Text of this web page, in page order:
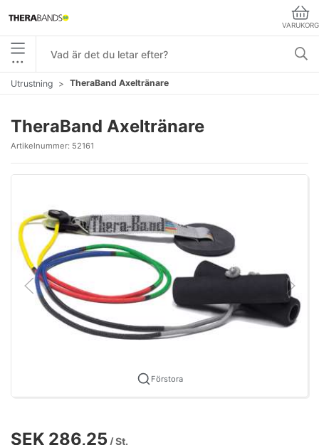
VARUKORG
•••
Utrustning TheraBand Axeltränare
TheraBand Axeltränare
Artikelnummer: 52161
Förstora
SEK 286,25 / St.